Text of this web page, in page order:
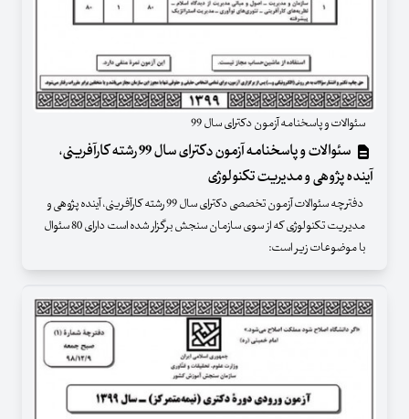
سئوالات و پاسخنامه آزمون دکترای سال 99
سئوالات و پاسخنامه آزمون دکترای سال 99 رشته کارآفرینی،
آینده پژوهی و مدیریت تکنولوژی
دفترچه سئوالات آزمون تخصصی دکترای سال 99 رشته کارآفرینی، آینده پژوهی و
مدیریت تکنولوژی که از سوی سازمان سنجش برگزار شده است دارای 80 سئوال
با موضوعات زیر است: